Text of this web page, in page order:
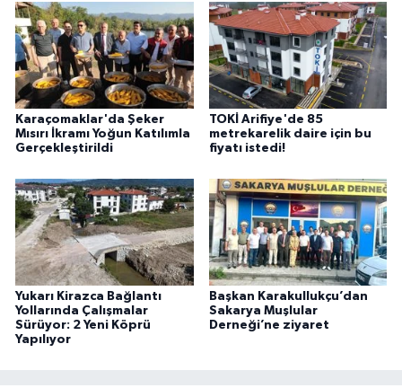
Karaçomaklar'da Şeker
Mısırı İkramı Yoğun Katılımla
Gerçekleştirildi
TOKİ Arifiye'de 85
metrekarelik daire için bu
fiyatı istedi!
Yukarı Kirazca Bağlantı
Yollarında Çalışmalar
Sürüyor: 2 Yeni Köprü
Yapılıyor
Başkan Karakullukçu’dan
Sakarya Muşlular
Derneği’ne ziyaret